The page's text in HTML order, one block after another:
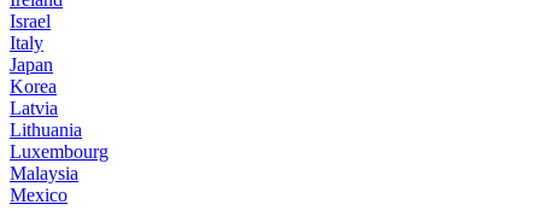
Israel
Italy
Japan
Korea
Latvia
Lithuania
Luxembourg
Malaysia
Mexico